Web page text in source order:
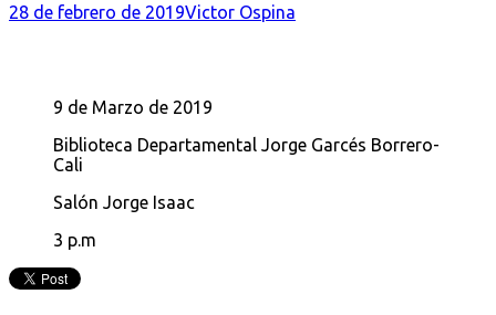
28 de febrero de 2019Victor Ospina
9 de Marzo de 2019
Biblioteca Departamental Jorge Garcés Borrero-
Cali
Salón Jorge Isaac
3 p.m